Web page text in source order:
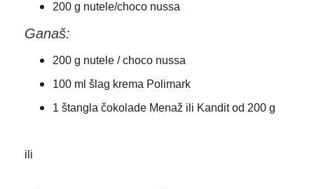
200 g nutele/choco nussa
Ganaš:
200 g nutele / choco nussa
100 ml šlag krema Polimark
1 štangla čokolade Menaž ili Kandit od 200 g
ili